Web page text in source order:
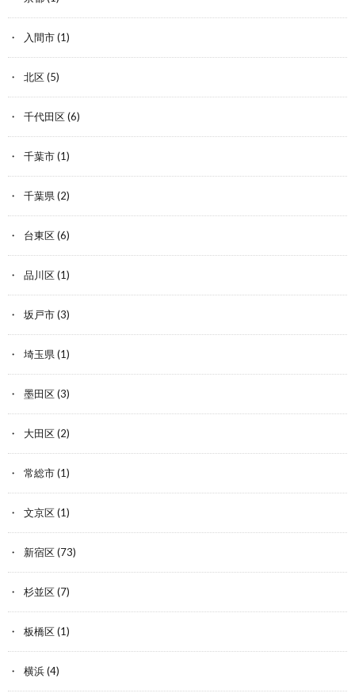
入間市(1)
北区(5)
千代田区(6)
千葉市(1)
千葉県(2)
台東区(6)
品川区(1)
坂戸市(3)
埼玉県(1)
墨田区(3)
大田区(2)
常総市(1)
文京区(1)
新宿区(73)
杉並区(7)
板橋区(1)
横浜(4)